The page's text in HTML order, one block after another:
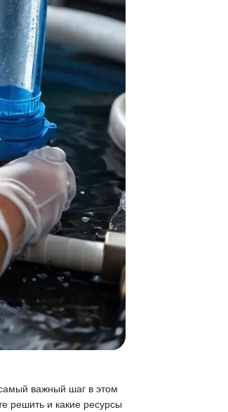
важный шаг в этом
решить и какие ресурсы